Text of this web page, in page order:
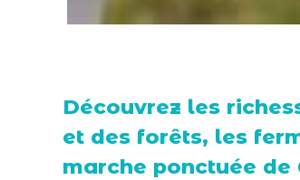
Découvrez les
et des forêts, les
marche ponctuée